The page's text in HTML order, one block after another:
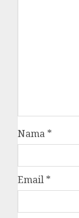
Nama *
Email *